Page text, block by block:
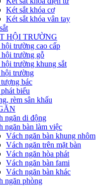
Két sắt khóa cơ
Két sắt khóa vân tay
HỘI TRƯỜNG
trường cao cấp
hội trường gỗ
hội trường khung sắt
trường
bác
biểu
rèm sân khấu
ngăn di động
ngăn bàn làm việc
Vách ngăn bàn khung nhôm
Vách ngăn trên mặt bàn
Vách ngăn hòa phát
Vách ngăn bàn fami
Vách ngăn bàn khác
ngăn phòng